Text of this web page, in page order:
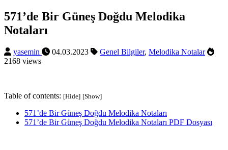
571’de Bir Güneş Doğdu Melodika
Notaları
yasemin 04.03.2023 Genel Bilgiler, Melodika Notalar
2168 views
Table of contents: [Hide] [Show]
571’de Bir Güneş Doğdu Melodika Notaları
571’de Bir Güneş Doğdu Melodika Notaları PDF Dosyası